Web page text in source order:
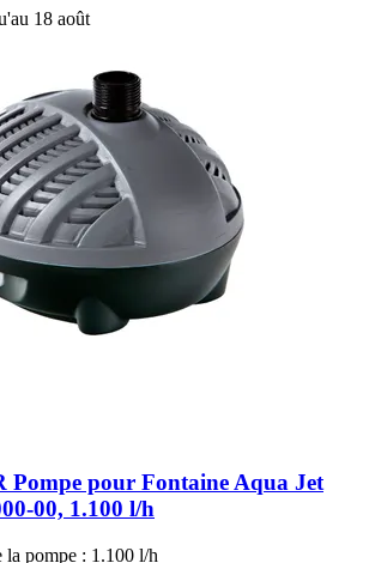
18 août
Pompe pour Fontaine Aqua Jet
​00, 1.100 l/h
la pompe : 1.100 l/h